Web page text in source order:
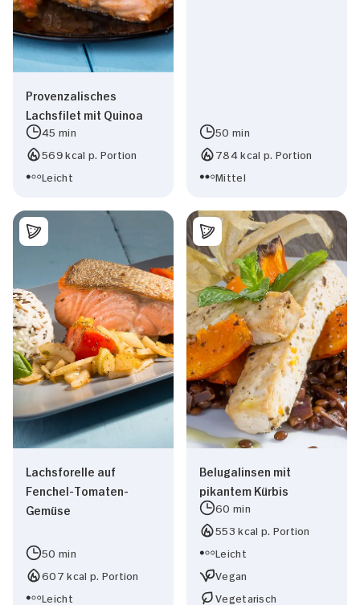
Provenzalisches
Lachsfilet mit Quinoa
45 min
569 kcal p. Portion
Leicht
50 min
784 kcal p. Portion
Mittel
Lachsforelle auf
Fenchel-Tomaten-
Gemüse
50 min
607 kcal p. Portion
Leicht
Belugalinsen mit
pikantem Kürbis
60 min
553 kcal p. Portion
Leicht
Vegan
Vegetarisch